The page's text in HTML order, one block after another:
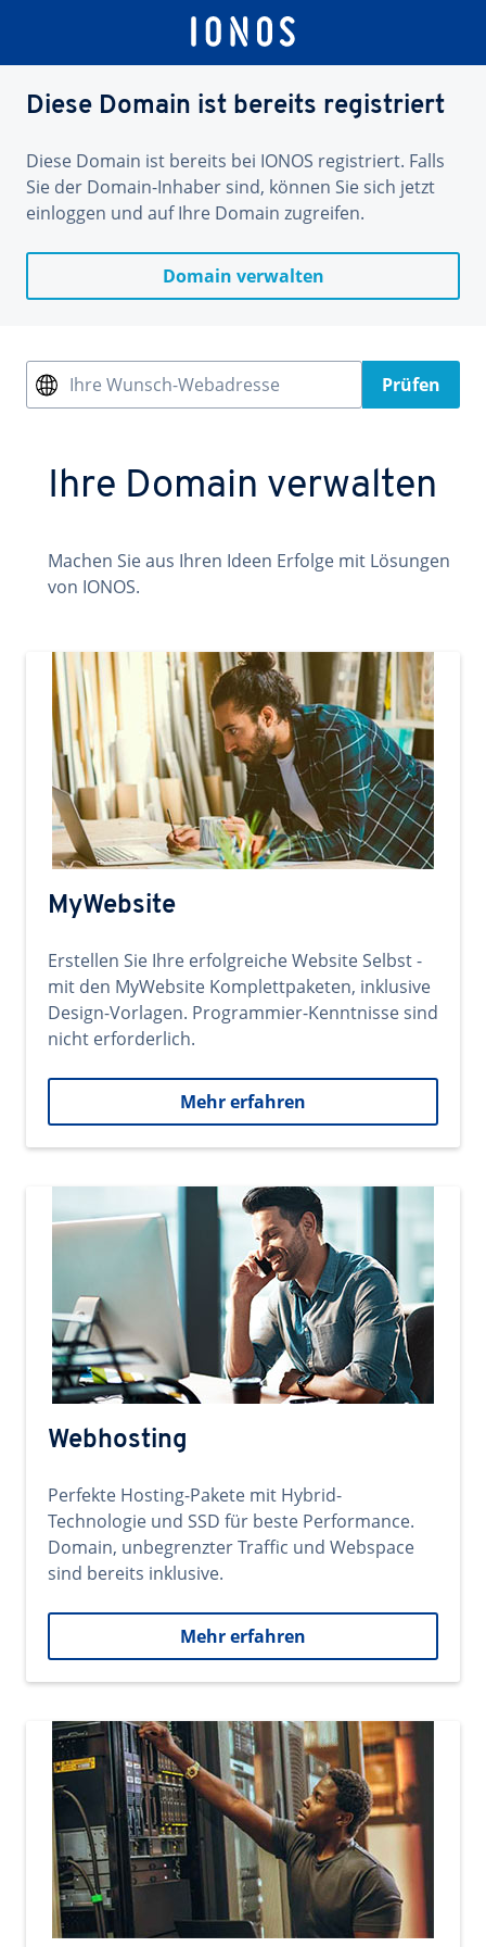
Diese Domain ist bereits registriert
Diese Domain ist bereits bei IONOS registriert. Falls
Sie der Domain-Inhaber sind, können Sie sich jetzt
einloggen und auf Ihre Domain zugreifen.
Domain verwalten
Ihre Wunsch-Webadresse Prüfen
Ihre Domain verwalten
Machen Sie aus Ihren Ideen Erfolge mit Lösungen
von IONOS.
MyWebsite
Erstellen Sie Ihre erfolgreiche Website Selbst -
mit den MyWebsite Komplettpaketen, inklusive
Design-Vorlagen. Programmier-Kenntnisse sind
nicht erforderlich.
Mehr erfahren
Webhosting
Perfekte Hosting-Pakete mit Hybrid-
Technologie und SSD für beste Performance.
Domain, unbegrenzter Traffic und Webspace
sind bereits inklusive.
Mehr erfahren